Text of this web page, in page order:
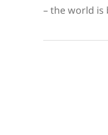
– the world is